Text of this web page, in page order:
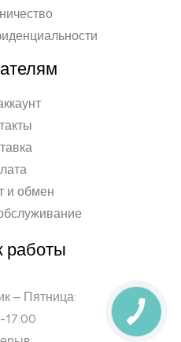
и обмен
работы
– Пятница:
17:00